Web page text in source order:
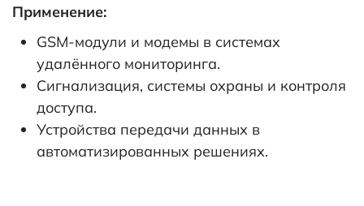
Применение:
GSM-модули и модемы в системах
удалённого мониторинга.
Сигнализация, системы охраны и контроля
доступа.
Устройства передачи данных в
автоматизированных решениях.